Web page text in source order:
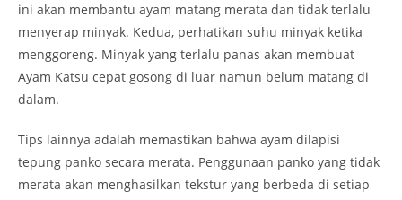
ini akan membantu ayam matang merata dan tidak terlalu
menyerap minyak. Kedua, perhatikan suhu minyak ketika
menggoreng. Minyak yang terlalu panas akan membuat
Ayam Katsu cepat gosong di luar namun belum matang di
dalam.
Tips lainnya adalah memastikan bahwa ayam dilapisi
tepung panko secara merata. Penggunaan panko yang tidak
merata akan menghasilkan tekstur yang berbeda di setiap